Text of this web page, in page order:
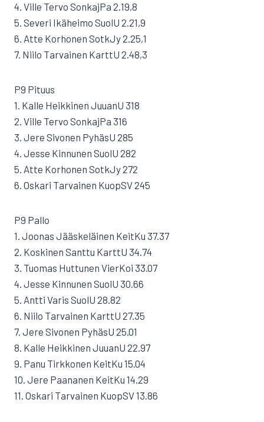
4. Ville Tervo SonkajPa 2.19,8
5. Severi Ikäheimo SuolU 2.21,9
6. Atte Korhonen SotkJy 2.25,1
7. Niilo Tarvainen KarttU 2.48,3
P9 Pituus
1. Kalle Heikkinen JuuanU 318
2. Ville Tervo SonkajPa 316
3. Jere Sivonen PyhäsU 285
4. Jesse Kinnunen SuolU 282
5. Atte Korhonen SotkJy 272
6. Oskari Tarvainen KuopSV 245
P9 Pallo
1. Joonas Jääskeläinen KeitKu 37.37
2. Koskinen Santtu KarttU 34.74
3. Tuomas Huttunen VierKoi 33.07
4. Jesse Kinnunen SuolU 30.66
5. Antti Varis SuolU 28.82
6. Niilo Tarvainen KarttU 27.35
7. Jere Sivonen PyhäsU 25.01
8. Kalle Heikkinen JuuanU 22.97
9. Panu Tirkkonen KeitKu 15.04
10. Jere Paananen KeitKu 14.29
11. Oskari Tarvainen KuopSV 13.86